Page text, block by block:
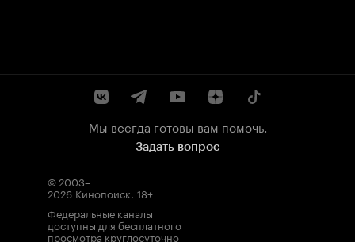
Мы всегда готовы вам помочь.
Задать вопрос
© 2003–
2026 Кинопоиск. 18+
Федеральные каналы
доступны для бесплатного
просмотра круглосуточно